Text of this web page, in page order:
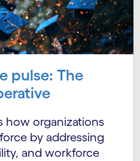
pulse: The
how organizations
by addressing
and workforce